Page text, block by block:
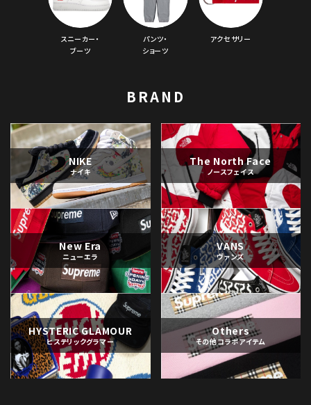
スニーカー・
ブーツ
パンツ・
ショーツ
アクセサリー
BRAND
NIKE
ナイキ
The North Face
ノースフェイス
New Era
ニューエラ
VANS
ヴァンズ
HYSTERIC GLAMOUR
ヒステリックグラマー
Others
その他コラボアイテム